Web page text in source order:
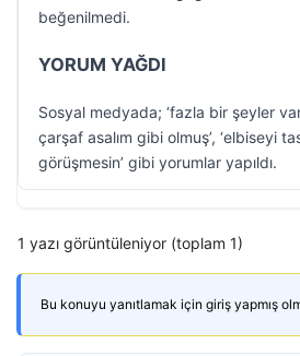
beğenilmedi.
YORUM YAĞDI
Sosyal medyada; ‘fazla bir şeyler
çarşaf asalım gibi olmuş’, ‘elbiseyi
görüşmesin’ gibi yorumlar yapıldı.
1 yazı görüntüleniyor (toplam 1)
Bu konuyu yanıtlamak için giriş yapmış